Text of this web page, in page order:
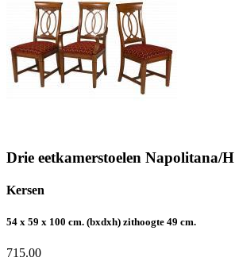
Drie eetkamerstoelen Napolitana/H
Kersen
54 x 59 x 100 cm. (bxdxh) zithoogte 49 cm.
715.00